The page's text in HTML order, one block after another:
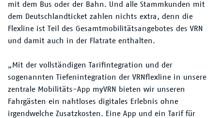
mit dem Bus oder der Bahn. Und alle Stammkunden mit
dem Deutschlandticket zahlen nichts extra, denn die
Flexline ist Teil des Gesamtmobilitätsangebotes des VRN
und damit auch in der Flatrate enthalten.
„Mit der vollständigen Tarifintegration und der
sogenannten Tiefenintegration der VRNflexline in unsere
zentrale Mobilitäts-App myVRN bieten wir unseren
Fahrgästen ein nahtloses digitales Erlebnis ohne
irgendwelche Zusatzkosten. Eine App und ein Tarif für